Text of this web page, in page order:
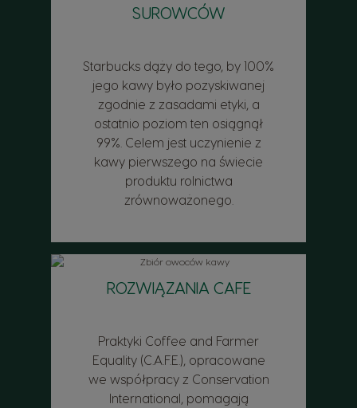
SUROWCÓW
Starbucks dąży do tego, by 100%
jego kawy było pozyskiwanej
zgodnie z zasadami etyki, a
ostatnio poziom ten osiągnął
99%. Celem jest uczynienie z
kawy pierwszego na świecie
produktu rolnictwa
zrównoważonego.
ROZWIĄZANIA CAFE
Praktyki Coffee and Farmer
Equality (C.A.F.E.), opracowane
we współpracy z Conservation
International, pomagają